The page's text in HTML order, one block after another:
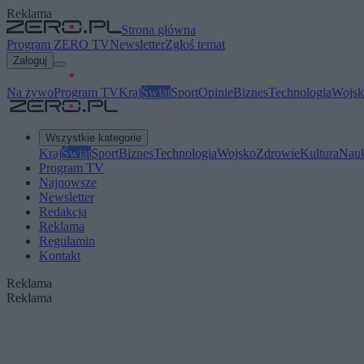
Reklama
Strona główna
Program ZERO TVNewsletterZgłoś temat
Zaloguj
Na żywoProgram TVKrajŚwiatSportOpinieBiznesTechnologia
Wszystkie kategorie
KrajŚwiatSportBiznesTechnologiaWojskoZdrowieKultura
Program TV
Najnowsze
Newsletter
Redakcja
Reklama
Regulamin
Kontakt
Reklama
Reklama